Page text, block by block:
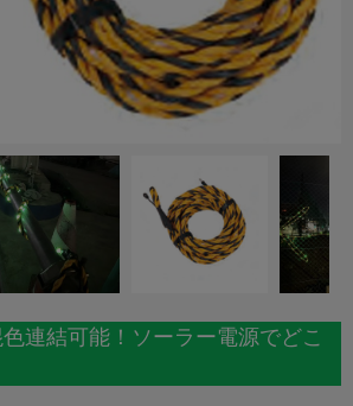
連結可能！ソーラー電源でどこ